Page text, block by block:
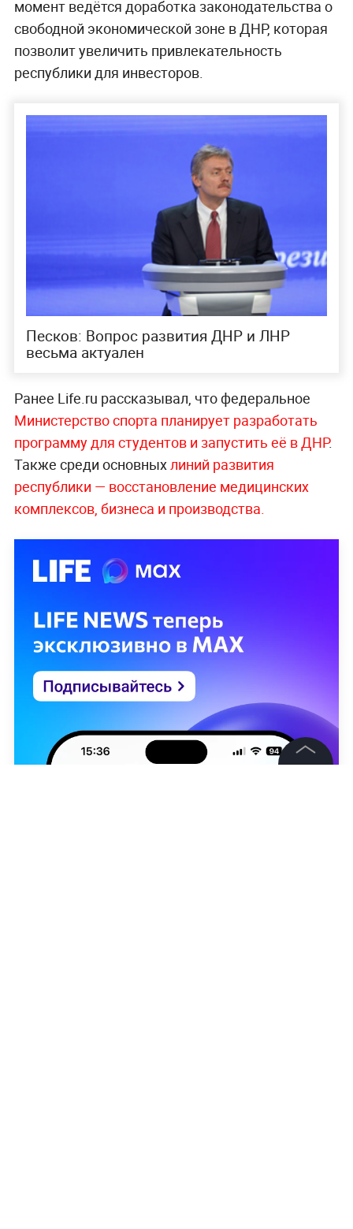
момент ведётся доработка законодательства о
свободной экономической зоне в ДНР, которая
позволит увеличить привлекательность
республики для инвесторов.
Песков: Вопрос развития ДНР и ЛНР
весьма актуален
Ранее Life.ru рассказывал, что федеральное
Министерство спорта планирует разработать
программу для студентов и запустить её в ДНР.
Также среди основныхлиний развития
республики — восстановление медицинских
комплексов, бизнеса и производства.